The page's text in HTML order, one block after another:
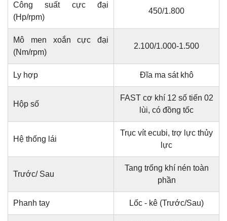
Công suất cực đại
(Hp/rpm)
450/1.800
Mô men xoắn cực đại
(Nm/rpm)
2.100/1.000-1.500
Ly hợp Đĩa ma sát khô
Hộp số
FAST cơ khí 12 số tiến 02
lùi, có đồng tốc
Hệ thống lái
Trục vít ecubi, trợ lực thủy
lực
Trước/ Sau
Tang trống khí nén toàn
phần
Phanh tay Lốc - kê (Trước/Sau)